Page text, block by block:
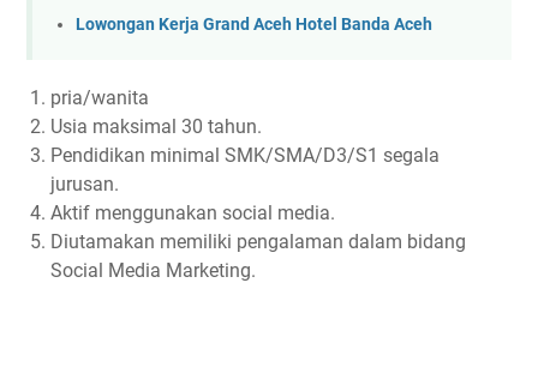
Lowongan Kerja Grand Aceh Hotel Banda Aceh
pria/wanita
Usia maksimal 30 tahun.
Pendidikan minimal SMK/SMA/D3/S1 segala
jurusan.
Aktif menggunakan social media.
Diutamakan memiliki pengalaman dalam bidang
Social Media Marketing.